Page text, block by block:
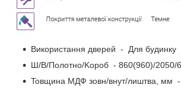
Використання дверей - Для будинку
Ш/B/Пoлoтнo/Koрoб - 860(960)/2050/
Toвщинa МДФ зовн/внут/лиштва, мм -